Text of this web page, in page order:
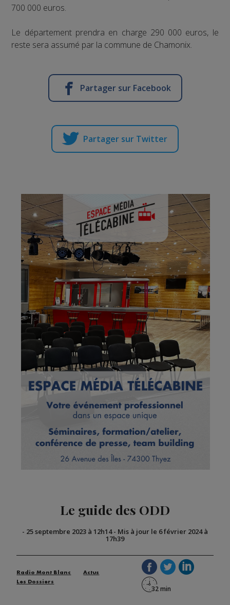
700 000 euros.
Le département prendra en charge 290 000 euros, le
reste sera assumé par la commune de Chamonix.
Partager sur Facebook
Partager sur Twitter
Le guide des ODD
- 25 septembre 2023 à 12h14- Mis à jour le 6 février 2024 à
17h39
Radio Mont Blanc
Actus
Les Dossiers